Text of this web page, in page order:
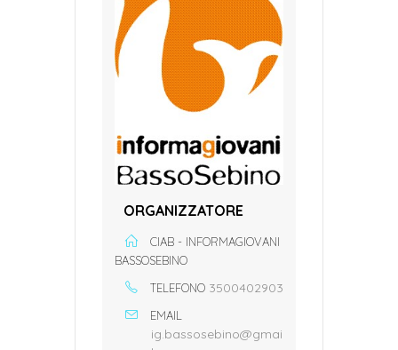
ORGANIZZATORE
CIAB - INFORMAGIOVANI
BASSOSEBINO
TELEFONO 3500402903
EMAIL
ig.bassosebino@gmai